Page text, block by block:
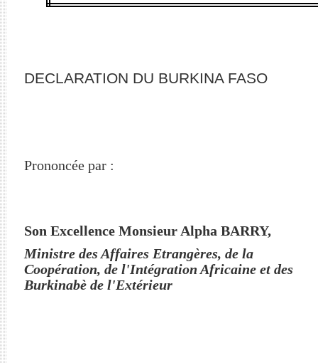
DECLARATION DU BURKINA FASO
Prononcée par :
Son Excellence Monsieur Alpha BARRY,
Ministre des Affaires Etrangères, de la
Coopération, de l'Intégration Africaine et des
Burkinabè de l'Extérieur